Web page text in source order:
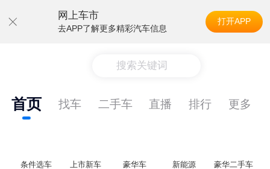
网上车市
去APP了解更多精彩汽车信息
打开APP
搜索关键词
首页 找车 二手车 直播 排行 更多
条件选车 上市新车 豪华车 新能源 豪华二手车